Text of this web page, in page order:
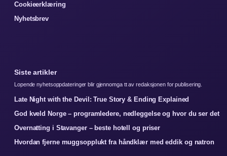
Cookieerklæring
Nyhetsbrev
Siste artikler
Lopende nyhetsoppdateringer blir gjennomga tt av redaksjonen for publisering.
Late Night with the Devil: True Story & Ending Explained
God kveld Norge – programledere, nedleggelse og hvor du ser det
Overnatting i Stavanger – beste hotell og priser
Hvordan fjerne muggsopplukt fra håndklær med eddik og natron